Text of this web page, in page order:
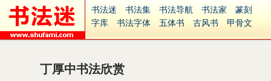
书法迷 书法集 书法导航 书法家
篆刻
字库
书法字体 五体书 古风书
甲骨文
集字
字形
古籍
中医
丁厚中书法欣赏